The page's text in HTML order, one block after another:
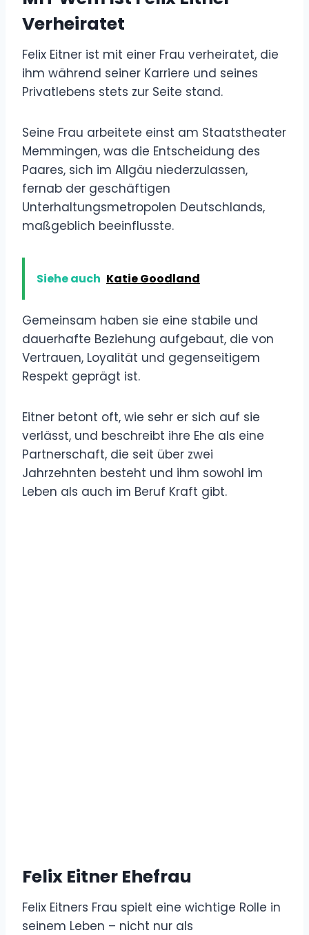
Verheiratet
Felix Eitner ist mit einer Frau verheiratet, die
ihm während seiner Karriere und seines
Privatlebens stets zur Seite stand.
Seine Frau arbeitete einst am Staatstheater
Memmingen, was die Entscheidung des
Paares, sich im Allgäu niederzulassen,
fernab der geschäftigen
Unterhaltungsmetropolen Deutschlands,
maßgeblich beeinflusste.
Siehe auch Katie Goodland
Gemeinsam haben sie eine stabile und
dauerhafte Beziehung aufgebaut, die von
Vertrauen, Loyalität und gegenseitigem
Respekt geprägt ist.
Eitner betont oft, wie sehr er sich auf sie
verlässt, und beschreibt ihre Ehe als eine
Partnerschaft, die seit über zwei
Jahrzehnten besteht und ihm sowohl im
Leben als auch im Beruf Kraft gibt.
Felix Eitner Ehefrau
Felix Eitners Frau spielt eine wichtige Rolle in
seinem Leben – nicht nur als